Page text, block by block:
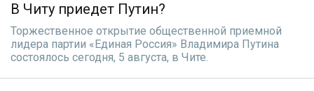
В Читу приедет Путин?
Торжественное открытие общественной приемной
лидера партии «Единая Россия» Владимира Путина
состоялось сегодня, 5 августа, в Чите.